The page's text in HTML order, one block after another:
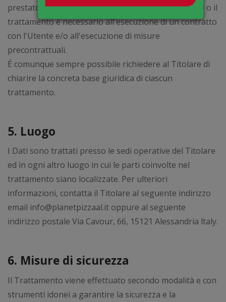
prestato il consenso per una o più finalità specifiche o il
trattamento è necessario all'esecuzione di un contratto
con l'Utente e/o all'esecuzione di misure
precontrattuali.
É comunque sempre possibile richiedere al Titolare di
chiarire la concreta base giuridica di ciascun
trattamento.
5. Luogo
I Dati sono trattati presso le sedi operative del Titolare
ed in ogni altro luogo in cui le parti coinvolte nel
trattamento siano localizzate. Per ulteriori
informazioni, contatta il Titolare al seguente indirizzo
email info@planetpizzaal.it oppure al seguente
indirizzo postale Via Cavour, 66, 15121 Alessandria ltaly.
6. Misure di sicurezza
Il Trattamento viene effettuato secondo modalità e con
strumenti idonei a garantire la sicurezza e la